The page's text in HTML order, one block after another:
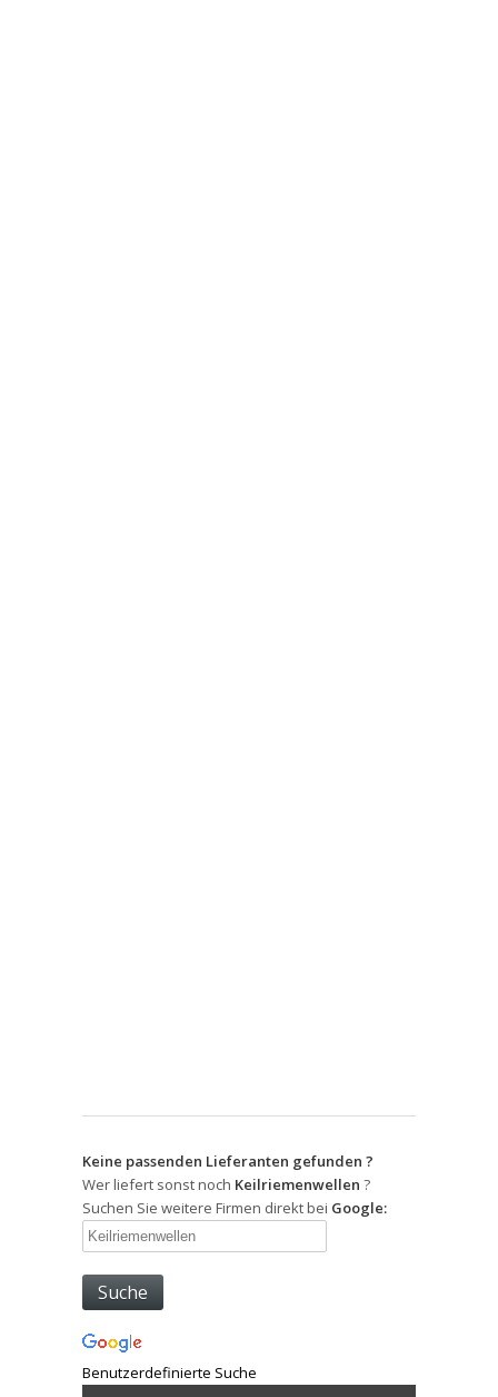
Keine passenden Lieferanten gefunden ?
Wer liefert sonst noch Keilriemenwellen ?
Suchen Sie weitere Firmen direkt bei Google:
Benutzerdefinierte Suche